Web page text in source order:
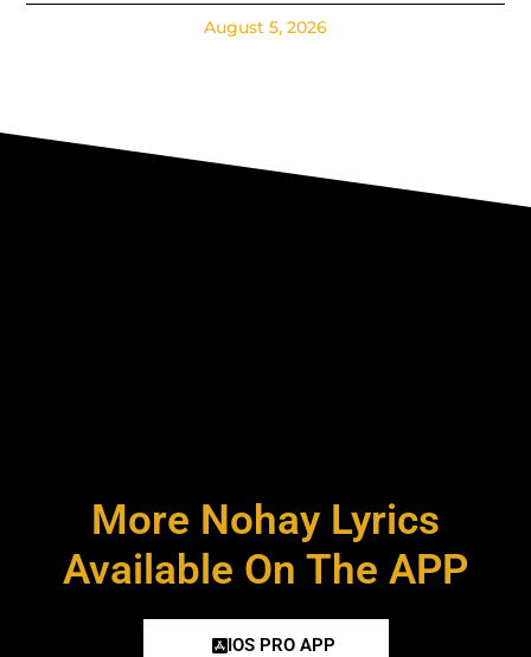
August 5, 2026
More Nohay Lyrics
Available On The APP
IOS PRO APP